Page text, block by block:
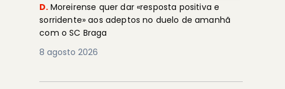
D. Moreirense quer dar «resposta positiva e
sorridente» aos adeptos no duelo de amanhã
com o SC Braga
8 agosto 2026